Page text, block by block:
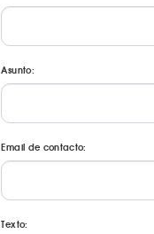
Asunto:
Email de contacto:
Texto: